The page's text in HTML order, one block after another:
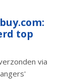
top
via